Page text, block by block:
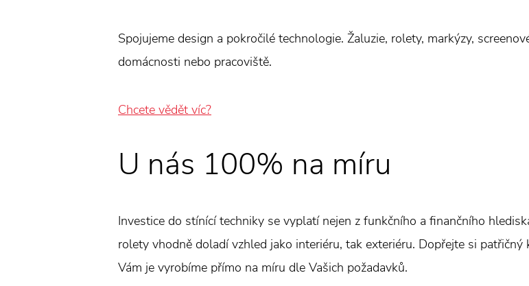
Spojujeme design a pokročilé technologie. Žaluzie, rolety, markýzy,
domácnosti nebo pracoviště.
Chcete vědět víc?
U nás 100% na míru
Investice do stínící techniky se vyplatí nejen z funkčního a finančního
rolety vhodně doladí vzhled jako interiéru, tak exteriéru. Dopřejte si
Vám je vyrobíme přímo na míru dle Vašich požadavků.